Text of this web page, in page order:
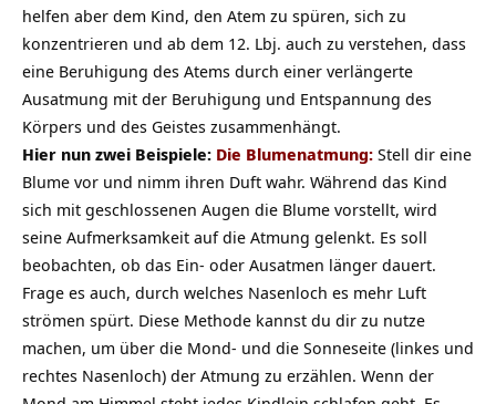
helfen aber dem Kind, den Atem zu spüren, sich zu
konzentrieren und ab dem 12. Lbj. auch zu verstehen, dass
eine Beruhigung des Atems durch einer verlängerte
Ausatmung mit der Beruhigung und Entspannung des
Körpers und des Geistes zusammenhängt.
Hier nun zwei Beispiele: Die Blumenatmung: Stell dir eine
Blume vor und nimm ihren Duft wahr. Während das Kind
sich mit geschlossenen Augen die Blume vorstellt, wird
seine Aufmerksamkeit auf die Atmung gelenkt. Es soll
beobachten, ob das Ein- oder Ausatmen länger dauert.
Frage es auch, durch welches Nasenloch es mehr Luft
strömen spürt. Diese Methode kannst du dir zu nutze
machen, um über die Mond- und die Sonneseite (linkes und
rechtes Nasenloch) der Atmung zu erzählen. Wenn der